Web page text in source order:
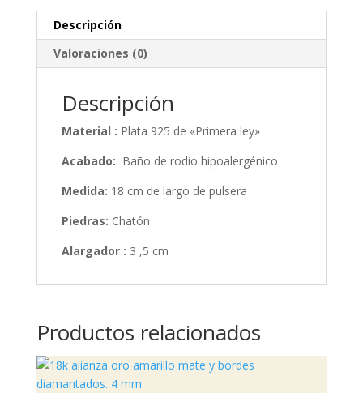
Descripción
Valoraciones (0)
Descripción
Material : Plata 925 de «Primera ley»
Acabado: Baño de rodio hipoalergénico
Medida: 18 cm de largo de pulsera
Piedras: Chatón
Alargador : 3 ,5 cm
Productos relacionados